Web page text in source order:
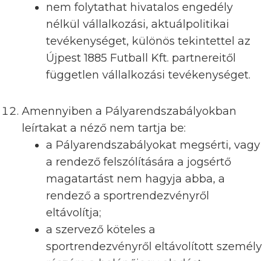
nem folytathat hivatalos engedély
nélkül vállalkozási, aktuálpolitikai
tevékenységet, különös tekintettel az
Újpest 1885 Futball Kft. partnereitől
független vállalkozási tevékenységet.
Amennyiben a Pályarendszabályokban
leírtakat a néző nem tartja be:
a Pályarendszabályokat megsérti, vagy
a rendező felszólítására a jogsértő
magatartást nem hagyja abba, a
rendező a sportrendezvényről
eltávolítja;
a szervező köteles a
sportrendezvényről eltávolított személy